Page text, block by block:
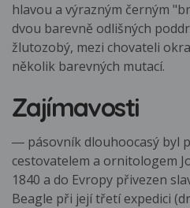
hlavou a výrazným černým
dvou barevně odlišných
žlutozobý, mezi chovateli
několik barevných mutací.
Zajímavosti
― pásovník dlouhoocasý byl
cestovatelem a ornitologem
1840 a do Evropy přivezen
Beagle při její třetí expedici